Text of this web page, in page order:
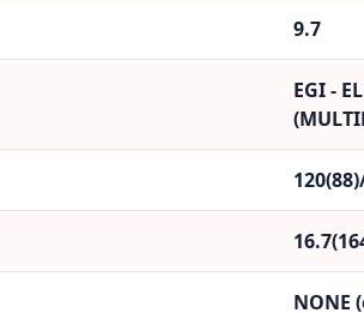
9.7
EGI -
NONE